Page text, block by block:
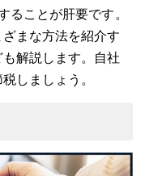
ることが肝要です。
まな方法を紹介す
解説します。自社
しましょう。